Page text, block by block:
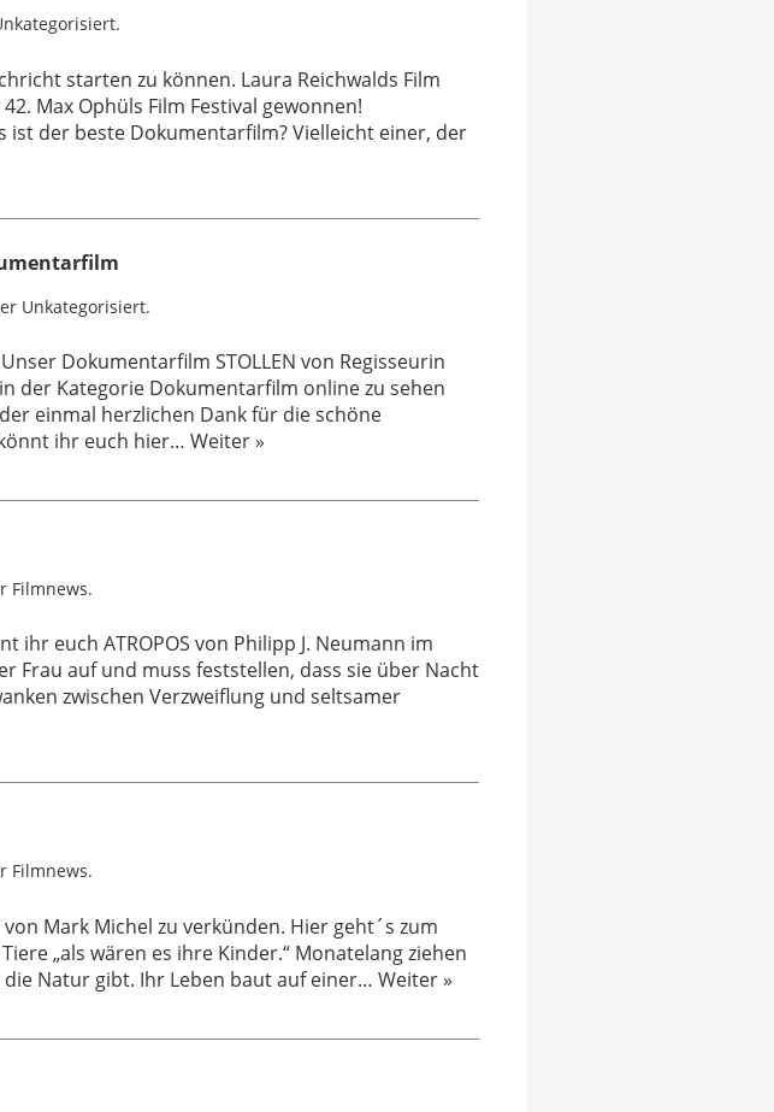
.
starten zu können. Laura Reichwalds Film
Max Ophüls Film Festival gewonnen!
ist der beste Dokumentarfilm? Vielleicht einer, der
Unkategorisiert.
Dokumentarfilm STOLLEN von Regisseurin
der Kategorie Dokumentarfilm online zu sehen
einmal herzlichen Dank für die schöne
ihr euch hier… Weiter »
Filmnews.
ihr euch ATROPOS von Philipp J. Neumann im
Frau auf und muss feststellen, dass sie über Nacht
zwischen Verzweiflung und seltsamer
Filmnews.
Mark Michel zu verkünden. Hier geht´s zum
„als wären es ihre Kinder.“ Monatelang ziehen
Natur gibt. Ihr Leben baut auf einer… Weiter »